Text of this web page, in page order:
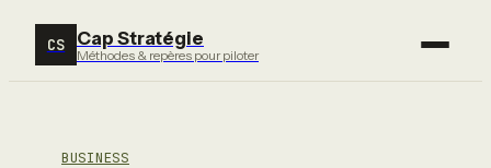
CS Cap Stratégie
Méthodes & repères pour piloter
BUSINESS